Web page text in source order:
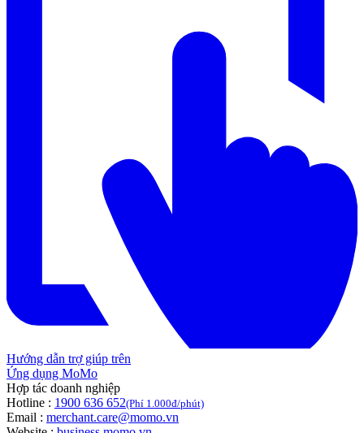
Hướng dẫn trợ giúp trên
Ứng dụng MoMo
Hợp tác doanh nghiệp
Hotline : 1900 636 652(Phí 1.000đ/phút)
Email : merchant.care@momo.vn